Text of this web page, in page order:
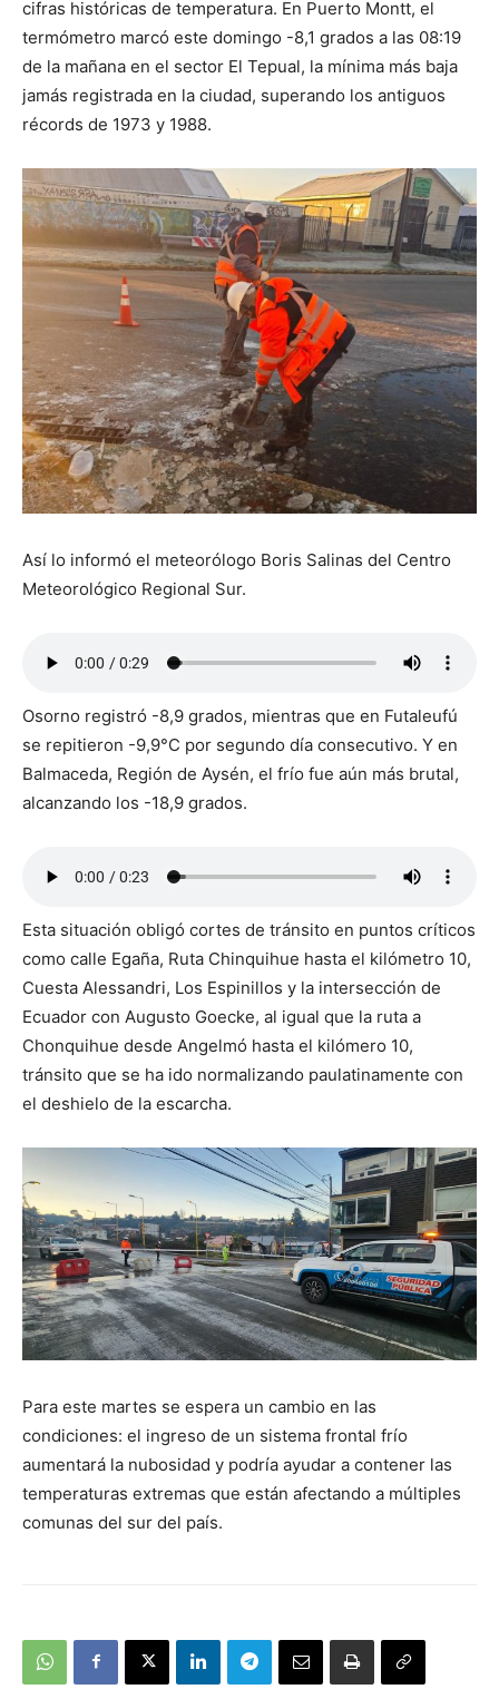
cifras históricas de temperatura. En Puerto Montt, el
termómetro marcó este domingo -8,1 grados a las 08:19
de la mañana en el sector El Tepual, la mínima más baja
jamás registrada en la ciudad, superando los antiguos
récords de 1973 y 1988.
Así lo informó el meteorólogo Boris Salinas del Centro
Meteorológico Regional Sur.
Osorno registró -8,9 grados, mientras que en Futaleufú
se repitieron -9,9°C por segundo día consecutivo. Y en
Balmaceda, Región de Aysén, el frío fue aún más brutal,
alcanzando los -18,9 grados.
Esta situación obligó cortes de tránsito en puntos críticos
como calle Egaña, Ruta Chinquihue hasta el kilómetro 10,
Cuesta Alessandri, Los Espinillos y la intersección de
Ecuador con Augusto Goecke, al igual que la ruta a
Chonquihue desde Angelmó hasta el kilómero 10,
tránsito que se ha ido normalizando paulatinamente con
el deshielo de la escarcha.
Para este martes se espera un cambio en las
condiciones: el ingreso de un sistema frontal frío
aumentará la nubosidad y podría ayudar a contener las
temperaturas extremas que están afectando a múltiples
comunas del sur del país.